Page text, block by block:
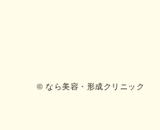
© なら美容・形成クリニック